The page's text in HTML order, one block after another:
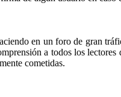
en un foro de gran
a todos los
cometidas.